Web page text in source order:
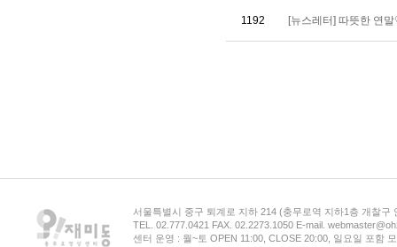
1192 [뉴스레터] 따뜻한 연
서울특별시 중구 퇴계로 지하 214 (충무로역 지하1층 개찰구
TEL. 02.777.0421 FAX. 02.2273.1050 E-mail.
센터 운영 : 월~토 OPEN 11:00, CLOSE 20:00, 일요일 포함